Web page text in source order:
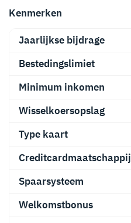
Kenmerken
Jaarlijkse bijdrage
Bestedingslimiet
Minimum inkomen
Wisselkoersopslag
Type kaart
Creditcardmaatschappij
Spaarsysteem
Welkomstbonus